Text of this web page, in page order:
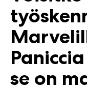
se on